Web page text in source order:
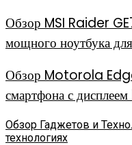
Обзор MSI Raider
мощного ноутбука
Обзор Motorola
смартфона с
Обзор Гаджетов и
технологиях